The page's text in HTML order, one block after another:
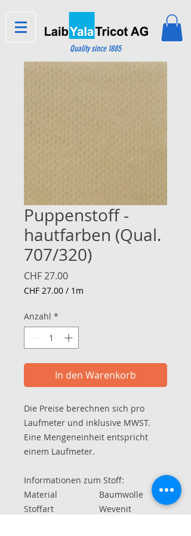
Quality since 1885
Puppenstoff -
hautfarben (Qual.
707/320)
CHF 27.00Preis
CHF 27.00 / 1m
pro
1
Anzahl *
In den Warenkorb
Die Preise berechnen sich pro
Laufmeter und inklusive MWST.
Eine Mengeneinheit entspricht
einem Laufmeter.
Informationen zum Stoff:
Material
Baumwolle
Stoffart
Wevenit